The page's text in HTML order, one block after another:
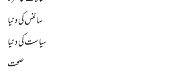
سائنس کی دنیا
سیاست کی دنیا
صحت